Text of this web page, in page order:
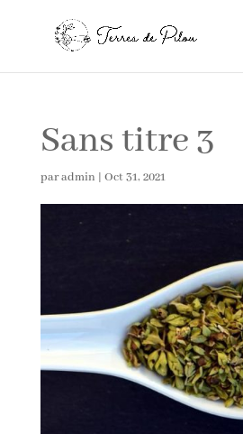
Sans titre 3
paradmin | Oct 31, 2021